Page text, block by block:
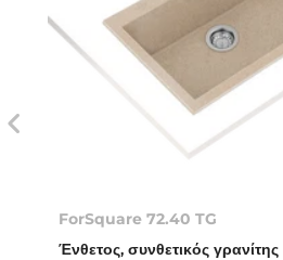
ForSquare 72.40 TG
Ένθετος, συνθετικός